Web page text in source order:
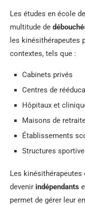
Les études en école de
multitude de
les kinésithérapeutes
contextes, tels que :
Cabinets privés
Centres de
Hôpitaux et
Maisons de
Établissements
Structures
Les
devenir indépendants
permet de gérer leur